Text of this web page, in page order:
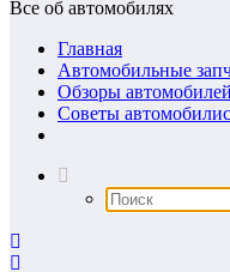
Все об автомобилях
Главная
Автомобильные
Обзоры автомобилей
Советы